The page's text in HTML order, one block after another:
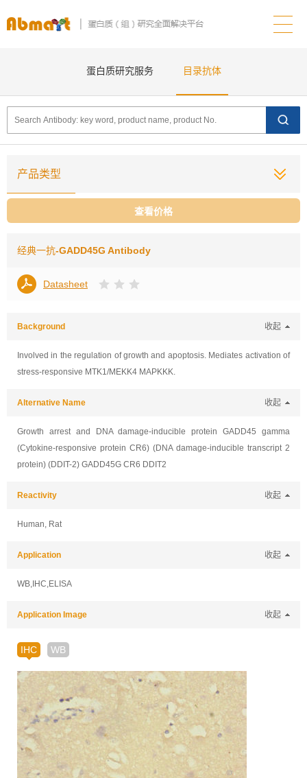
蛋白质研究服务 目录抗体
产品类型
查看价格
经典一抗-GADD45G Antibody
Datasheet
Background 收起
Involved in the regulation of growth and apoptosis. Mediates activation of
stress-responsive MTK1/MEKK4 MAPKKK.
Alternative Name 收起
Growth arrest and DNA damage-inducible protein GADD45 gamma
(Cytokine-responsive protein CR6) (DNA damage-inducible transcript 2
protein) (DDIT-2) GADD45G CR6 DDIT2
Reactivity 收起
Human, Rat
Application 收起
WB,IHC,ELISA
Application Image 收起
IHC WB